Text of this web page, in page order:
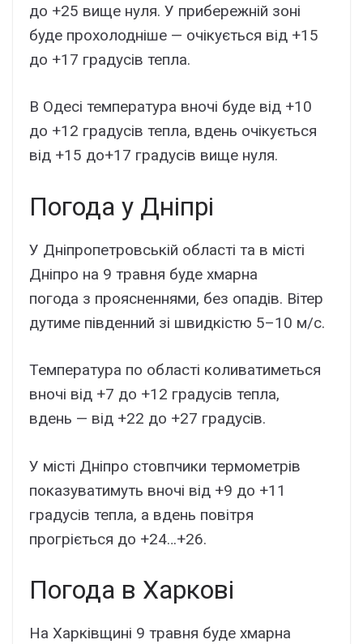
до +25 вище нуля. У прибережній зоні
буде прохолодніше — очікується від +15
до +17 градусів тепла.
В Одесі температура вночі буде від +10
до +12 градусів тепла, вдень очікується
від +15 до+17 градусів вище нуля.
Погода у Дніпрі
У Дніпропетровській області та в місті
Дніпро на 9 травня буде хмарна
погода з проясненнями, без опадів. Вітер
дутиме південний зі швидкістю 5–10 м/с.
Температура по області коливатиметься
вночі від +7 до +12 градусів тепла,
вдень — від +22 до +27 градусів.
У місті Дніпро стовпчики термометрів
показуватимуть вночі від +9 до +11
градусів тепла, а вдень повітря
прогріється до +24…+26.
Погода в Харкові
На Харківщині 9 травня буде хмарна